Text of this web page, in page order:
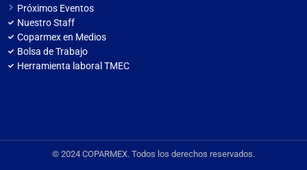
Próximos Eventos
Nuestro Staff
Coparmex en Medios
Bolsa de Trabajo
Herramienta laboral TMEC
© 2024 COPARMEX. Todos los derechos reservados.